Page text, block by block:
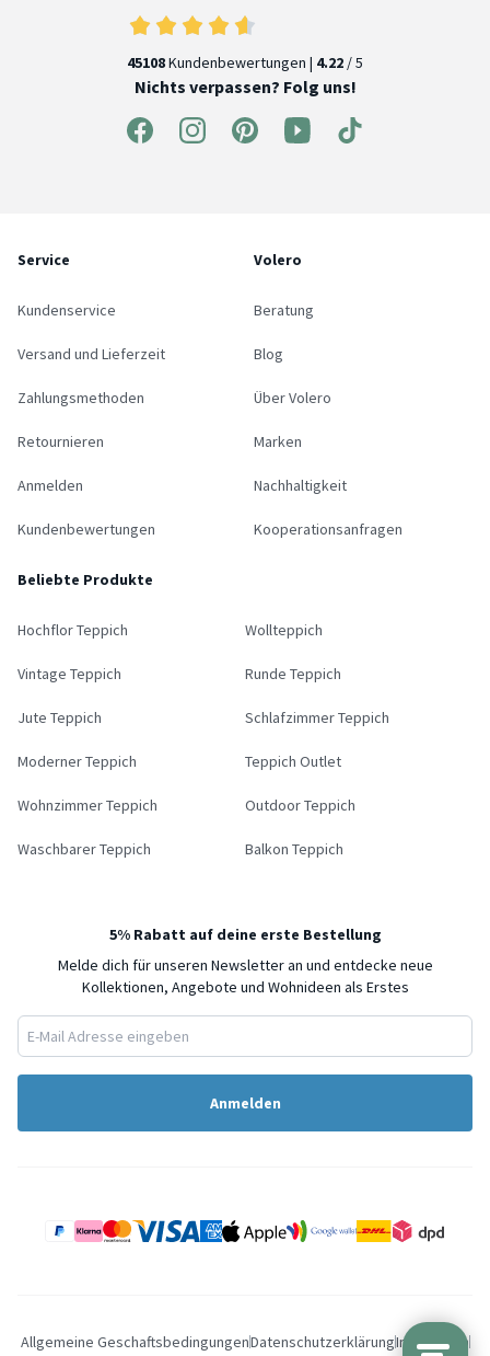
45108Kundenbewertungen | 4.22 / 5
Nichts verpassen? Folg uns!
Service
Kundenservice
Versand und Lieferzeit
Zahlungsmethoden
Retournieren
Anmelden
Kundenbewertungen
Volero
Beratung
Blog
Über Volero
Marken
Nachhaltigkeit
Kooperationsanfragen
Beliebte Produkte
Hochflor Teppich Wollteppich
Vintage Teppich Runde Teppich
Jute Teppich Schlafzimmer Teppich
Moderner Teppich Teppich Outlet
Wohnzimmer Teppich Outdoor Teppich
Waschbarer Teppich Balkon Teppich
5% Rabatt auf deine erste Bestellung
Melde dich für unseren Newsletter an und entdecke neue
Kollektionen, Angebote und Wohnideen als Erstes
Anmelden
Allgemeine GeschaftsbedingungenDatenschutzerklärungImpressum